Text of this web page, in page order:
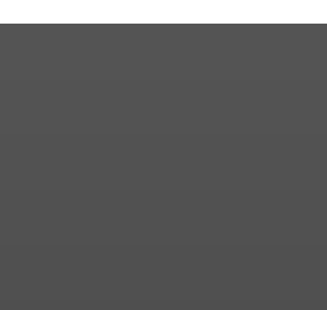
подразделений связи